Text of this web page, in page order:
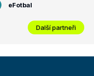
eFotbal
Další partneři